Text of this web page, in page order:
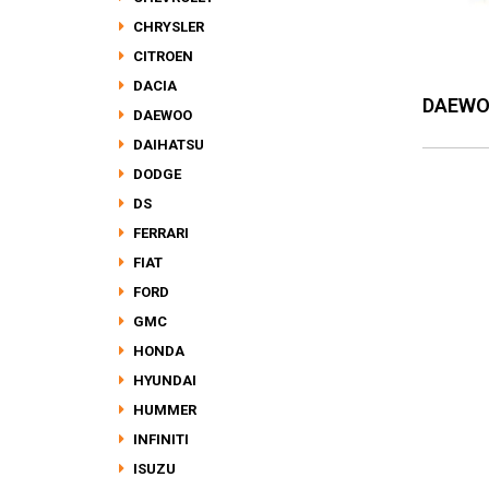
CHRYSLER
CITROEN
DACIA
DAEWOO
DAIHATSU
DODGE
DS
FERRARI
FIAT
FORD
GMC
HONDA
HYUNDAI
HUMMER
INFINITI
ISUZU